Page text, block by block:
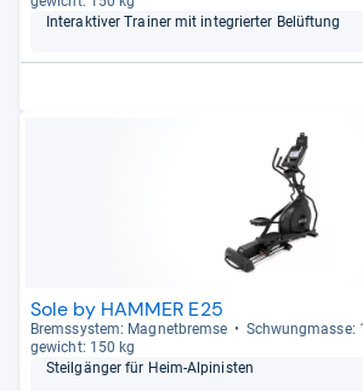
Inter­ak­ti­ver Trai­ner mit inte­grier­ter Belüf­tung
Sole by HAMMER E25
Brems­sys­tem: Magnet­bremse Schwung­masse:
ge­wicht: 150 kg
Steil­gän­ger für Heim-​Alpi­nis­ten